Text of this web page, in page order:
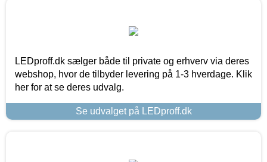
LEDproff.dk sælger både til private og erhverv via deres
webshop, hvor de tilbyder levering på 1-3 hverdage. Klik
her for at se deres udvalg.
Se udvalget på LEDproff.dk